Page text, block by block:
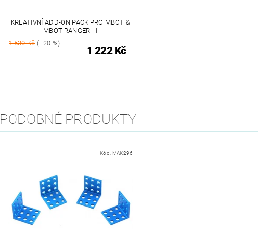
KREATIVNÍ ADD-ON PACK PRO MBOT &
MBOT RANGER - I
1 530 Kč(–20 %)
1 222 Kč
PODOBNÉ PRODUKTY
Kód: MAK296